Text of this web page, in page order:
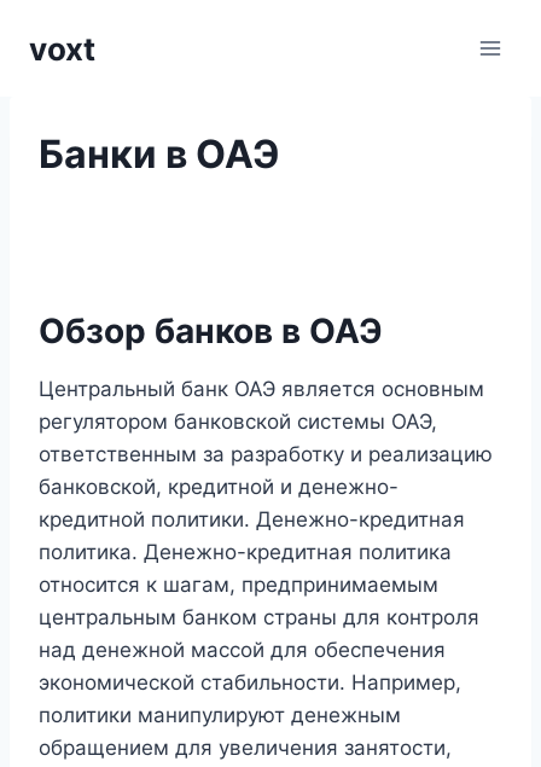
voxt
Банки в ОАЭ
Обзор банков в ОАЭ
Центральный банк ОАЭ является основным
регулятором банковской системы ОАЭ,
ответственным за разработку и реализацию
банковской, кредитной и денежно-
кредитной политики. Денежно-кредитная
политика. Денежно-кредитная политика
относится к шагам, предпринимаемым
центральным банком страны для контроля
над денежной массой для обеспечения
экономической стабильности. Например,
политики манипулируют денежным
обращением для увеличения занятости,